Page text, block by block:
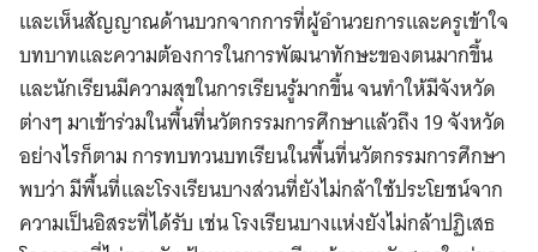
และเห็นสัญญาณด้านบวกจากการที่ผู้อำนวยการและครูเข้าใจ
บทบาทและความต้องการในการพัฒนาทักษะของตนมากขึ้น
และนักเรียนมีความสุขในการเรียนรู้มากขึ้น จนทำให้มีจังหวัด
ต่างๆ มาเข้าร่วมในพื้นที่นวัตกรรมการศึกษาแล้วถึง 19 จังหวัด
อย่างไรก็ตาม การทบทวนบทเรียนในพื้นที่นวัตกรรมการศึกษา
พบว่า มีพื้นที่และโรงเรียนบางส่วนที่ยังไม่กล้าใช้ประโยชน์จาก
ความเป็นอิสระที่ได้รับ เช่น โรงเรียนบางแห่งยังไม่กล้าปฏิเสธ